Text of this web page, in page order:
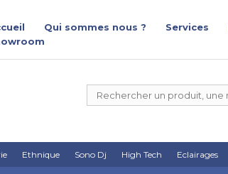
Qui sommes nous ? Services
Ethnique Sono Dj High Tech Eclairages